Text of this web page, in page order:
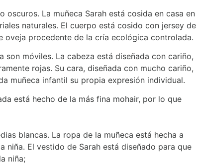
oscuros. La muñeca Sarah está cosida en casa en
naturales. El cuerpo está cosido con jersey de
oveja procedente de la cría ecológica controlada.
son móviles. La cabeza está diseñada con cariño,
rojas. Su cara, diseñada con mucho cariño,
muñeca infantil su propia expresión individual.
está hecho de la más fina mohair, por lo que
blancas. La ropa de la muñeca está hecha a
niña. El vestido de Sarah está diseñado para que
niña;